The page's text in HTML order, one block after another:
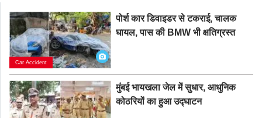
Car Accident
पोर्श कार डिवाइडर से टकराई, चालक
घायल, पास की BMW भी क्षतिग्रस्त
मुंबई भायखला जेल में सुधार, आधुनिक
कोठरियों का हुआ उद्घाटन